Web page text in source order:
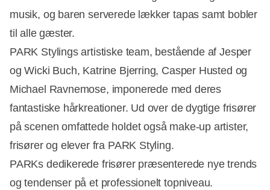
musik, og baren serverede lækker tapas samt bobler
til alle gæster.
Annonce
PARK Stylings artistiske team, bestående af Jesper
og Wicki Buch, Katrine Bjerring, Casper Husted og
Michael Ravnemose, imponerede med deres
fantastiske hårkreationer. Ud over de dygtige frisører
på scenen omfattede holdet også make-up artister,
frisører og elever fra PARK Styling.
PARKs dedikerede frisører præsenterede nye trends
og tendenser på et professionelt topniveau.